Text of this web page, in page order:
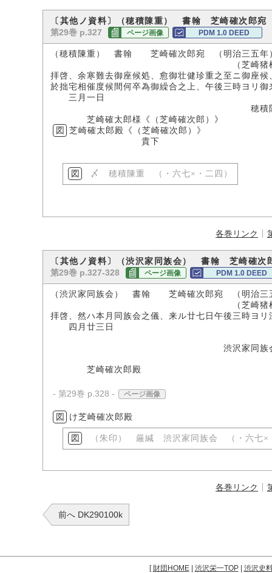
〔其他ノ資料〕（穂積陳重） 書翰 芝崎確次郎
第29巻 p.327 ページ画像 PDM 1.0 DEED
（穂積陳重） 書翰 芝崎確次郎宛 （明治三五年
（芝崎猪根吉氏
拝啓、余寒難去御座候処、愈御壮健珍重之至ニ御座
於拙宅相催度候間何卒為御繰合之上、午後三時ヨリ
三月一日
穂積陳
芝崎確太郎様《（芝崎確次郎）》
図
芝崎確太郎殿《（芝崎確次郎）》
貴下
〆 穂積陳重 （・六七×・二四）
各巻リンク
〔其他ノ資料〕（渋沢家同族会） 書翰 芝崎確
第29巻 p.327-328 ページ画像 PDM 1.0 DEED
（渋沢家同族会） 書翰 芝崎確次郎宛 （明治三
（芝崎猪根吉氏
拝啓、然ハ本月同族会之儀、来ル廿七日午後三時ヨ
四月廿三日
渋沢家同族
芝崎確次郎殿
- 第29巻 p.328 - ページ画像
図 け芝崎確次郎殿
（朱印） 厳緘 渋沢家同族会 （・六七×
各巻リンク
前へ DK290100k
[財団HOME| 渋沢栄一TOP| 渋沢史